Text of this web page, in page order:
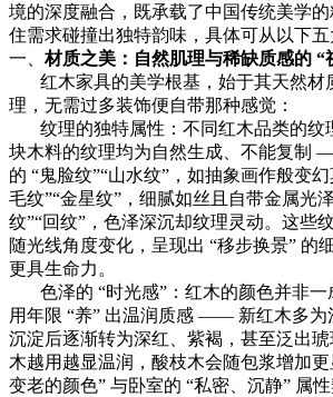
境的深度融合，既承载了中国传统美学
住需求碰撞出独特韵味，具体可从以下五
一、材质之美：自然肌理与稀缺质感的 “
红木家具的美学根基，始于其天然材
理，无需过多装饰便自带那种感觉：
纹理的独特属性：不同红木品类的纹
块木料的纹理均为自然生成、不能复制
的 “鬼脸纹”“山水纹”，如抽象画作般变
毛纹”“金星纹”，细腻如丝且自带金属光
纹”“回纹”，色泽深沉却纹理灵动。这些
随光线角度变化，呈现出 “移步换景” 的
更具生命力。
色泽的 “时光感”：红木的颜色并非一
用年限 “养” 出温润质感 —— 新红木多为
沉淀后逐渐转为深红、紫褐，甚至泛出
木越用越显温润，酸枝木会随包浆增加
变老的颜色” 与卧室的 “私密、沉静” 属